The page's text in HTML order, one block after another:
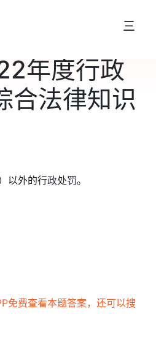
三
年度行政
合法律知识
以外的行政处罚。
免费查看本题答案，还可以搜